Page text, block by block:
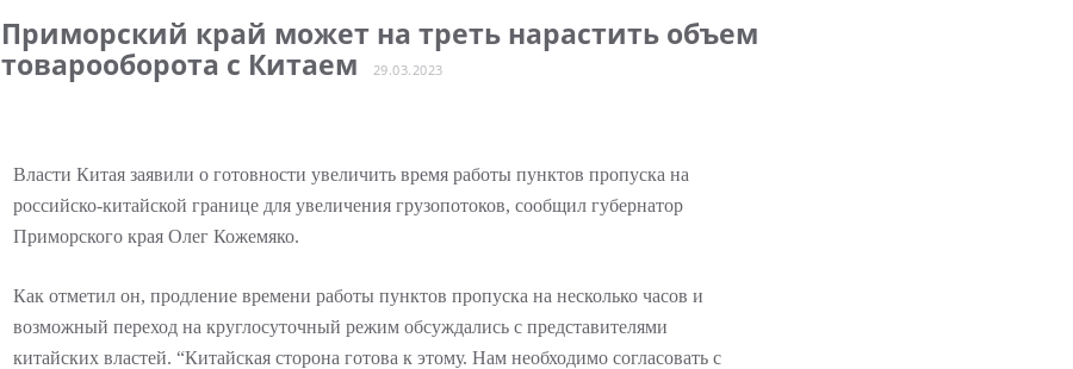
Приморский край может на треть нарастить объем
товарооборота с Китаем
29.03.2023
Власти Китая заявили о готовности увеличить время работы пунктов пропуска на
российско-китайской границе для увеличения грузопотоков, сообщил губернатор
Приморского края Олег Кожемяко.
Как отметил он, продление времени работы пунктов пропуска на несколько часов и
возможный переход на круглосуточный режим обсуждались с представителями
китайских властей. “Китайская сторона готова к этому. Нам необходимо согласовать с